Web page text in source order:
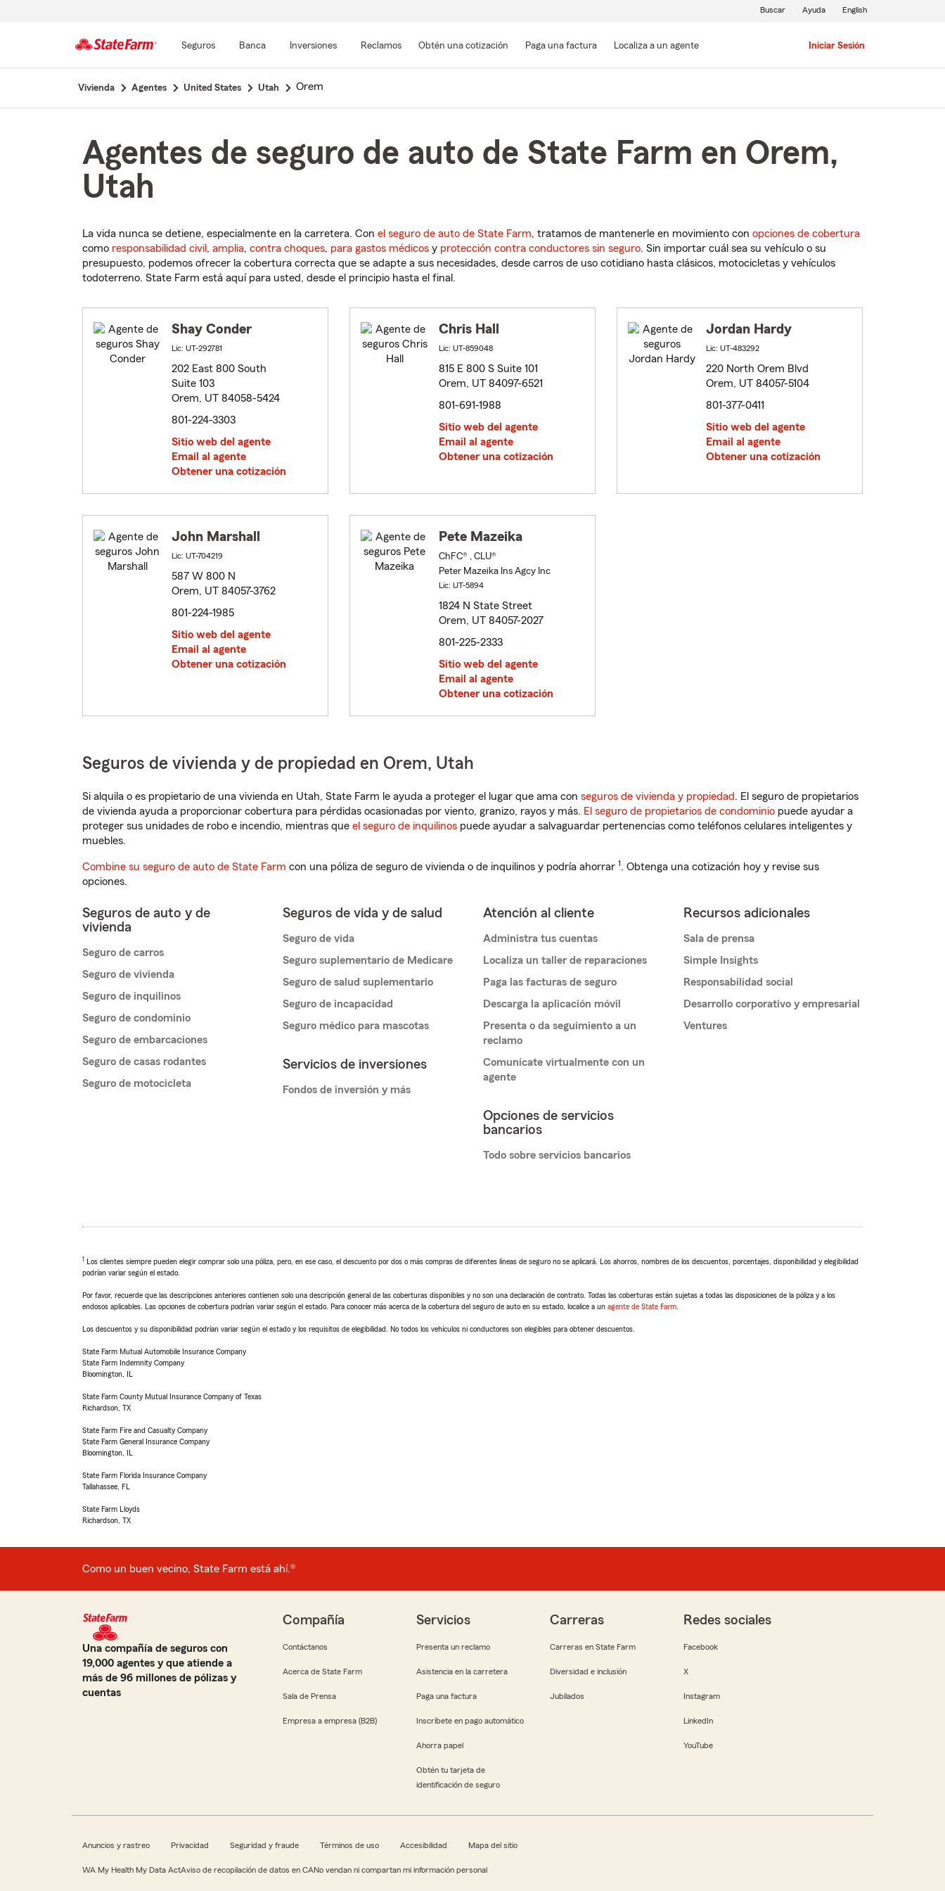
contenido
Seguros Banca Inversiones Reclamos Obtén una cotización Paga una factura Localiza a un agente Iniciar Sesión
Buscar Ayuda English
Vivienda Agentes United States Utah Orem
Agentes de seguro de auto de State Farm en Orem,
Utah
La vida nunca se detiene, especialmente en la carretera. Con el seguro de auto de State Farm, tratamos de mantenerle en movimiento con opciones de cobertura
como responsabilidad civil , amplia, contra choques, para gastos médicos y protección contra conductores sin seguro. Sin importar cuál sea su vehículo o su
presupuesto, podemos ofrecer la cobertura correcta que se adapte a sus necesidades, desde carros de uso cotidiano hasta clásicos, motocicletas y vehículos
todoterreno. State Farm está aquí para usted, desde el principio hasta el final.
Shay Conder
Lic: UT-292781
202 East 800 South
Suite 103
Orem, UT 84058-5424
801-224-3303
Sitio web del agente
Email al agente
Obtener una cotización
Chris Hall
Lic: UT-859048
815 E 800 S Suite 101
Orem, UT 84097-6521
801-691-1988
Sitio web del agente
Email al agente
Obtener una cotización
Jordan Hardy
Lic: UT-483292
220 North Orem Blvd
Orem, UT 84057-5104
801-377-0411
Sitio web del agente
Email al agente
Obtener una cotización
John Marshall
Lic: UT-704219
587 W 800 N
Orem, UT 84057-3762
801-224-1985
Sitio web del agente
Email al agente
Obtener una cotización
Pete Mazeika
ChFC® , CLU®
Peter Mazeika Ins Agcy Inc
Lic: UT-5894
1824 N State Street
Orem, UT 84057-2027
801-225-2333
Sitio web del agente
Email al agente
Obtener una cotización
Seguros de vivienda y de propiedad en Orem, Utah
Si alquila o es propietario de una vivienda en Utah, State Farm le ayuda a proteger el lugar que ama con seguros de vivienda y propiedad. El seguro de propietarios
de vivienda ayuda a proporcionar cobertura para pérdidas ocasionadas por viento, granizo, rayos y más. El seguro de propietarios de condominio puede ayudar a
proteger sus unidades de robo e incendio, mientras que el seguro de inquilinos puede ayudar a salvaguardar pertenencias como teléfonos celulares inteligentes y
muebles.
Combine su seguro de auto de State Farm con una póliza de seguro de vivienda o de inquilinos y podría ahorrar 1. Obtenga una cotización hoy y revise sus
opciones.
Seguros de auto y de
vivienda
Seguro de carros
Seguro de vivienda
Seguro de inquilinos
Seguro de condominio
Seguro de embarcaciones
Seguro de casas rodantes
Seguro de motocicleta
Seguros de vida y de salud
Seguro de vida
Seguro suplementario de Medicare
Seguro de salud suplementario
Seguro de incapacidad
Seguro médico para mascotas
Servicios de inversiones
Fondos de inversión y más
Atención al cliente
Administra tus cuentas
Localiza un taller de reparaciones
Paga las facturas de seguro
Descarga la aplicación móvil
Presenta o da seguimiento a un
reclamo
Comunícate virtualmente con un
agente
Opciones de servicios
bancarios
Todo sobre servicios bancarios
Recursos adicionales
Sala de prensa
Simple Insights
Responsabilidad social
Desarrollo corporativo y empresarial
Ventures
1 Los clientes siempre pueden elegir comprar solo una póliza, pero, en ese caso, el descuento por dos o más compras de diferentes líneas de seguro no se aplicará. Los ahorros, nombres de los descuentos, porcentajes, disponibilidad y elegibilidad
podrían variar según el estado.
Por favor, recuerde que las descripciones anteriores contienen solo una descripción general de las coberturas disponibles y no son una declaración de contrato. Todas las coberturas están sujetas a todas las disposiciones de la póliza y a los
endosos aplicables. Las opciones de cobertura podrían variar según el estado. Para conocer más acerca de la cobertura del seguro de auto en su estado, localice a un agente de State Farm
Los descuentos y su disponibilidad podrían variar según el estado y los requisitos de elegibilidad. No todos los vehículos ni conductores son elegibles para obtener descuentos.
State Farm Mutual Automobile Insurance Company
State Farm Indemnity Company
Bloomington, IL
State Farm County Mutual Insurance Company of Texas
Richardson, TX
State Farm Fire and Casualty Company
State Farm General Insurance Company
Bloomington, IL
State Farm Florida Insurance Company
Tallahassee, FL
State Farm Lloyds
Richardson, TX
Como un buen vecino, State Farm está ahí.®
Una compañía de seguros con
19,000 agentes y que atiende a
más de 96 millones de pólizas y
cuentas
Compañía
Contáctanos
Acerca de State Farm
Sala de Prensa
Empresa a empresa (B2B)
Servicios
Presenta un reclamo
Asistencia en la carretera
Paga una factura
Inscríbete en pago automático
Ahorra papel
Obtén tu tarjeta de
identificación de seguro
Carreras
Carreras en State Farm
Diversidad e inclusión
Jubilados
Redes sociales
Facebook
X
Instagram
LinkedIn
YouTube
Anuncios y rastreo Privacidad Seguridad y fraude Términos de uso Accesibilidad Mapa del sitio
WA My Health My Data ActAviso de recopilación de datos en CANo vendan ni compartan mi información personal